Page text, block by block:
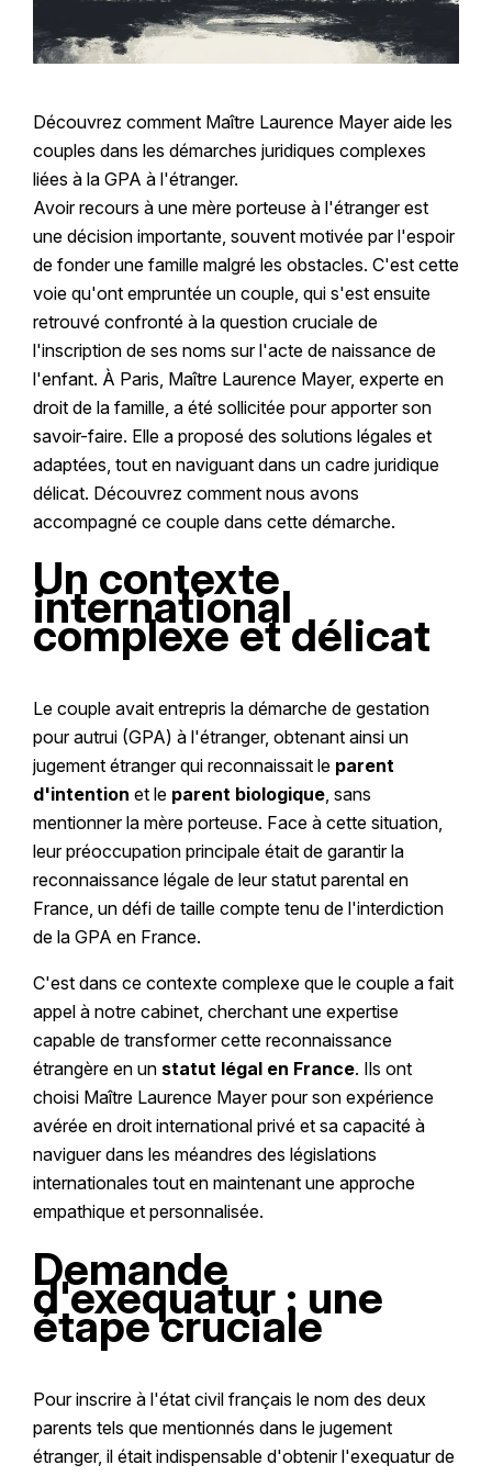
Découvrez comment Maître Laurence Mayer aide les
couples dans les démarches juridiques complexes
liées à la GPA à l'étranger.
Avoir recours à une mère porteuse à l'étranger est
une décision importante, souvent motivée par l'espoir
de fonder une famille malgré les obstacles. C'est cette
voie qu'ont empruntée un couple, qui s'est ensuite
retrouvé confronté à la question cruciale de
l'inscription de ses noms sur l'acte de naissance de
l'enfant. À Paris, Maître Laurence Mayer, experte en
droit de la famille, a été sollicitée pour apporter son
savoir-faire. Elle a proposé des solutions légales et
adaptées, tout en naviguant dans un cadre juridique
délicat. Découvrez comment nous avons
accompagné ce couple dans cette démarche.
Un contexte
international
complexe et délicat
Le couple avait entrepris la démarche de gestation
pour autrui (GPA) à l'étranger, obtenant ainsi un
jugement étranger qui reconnaissait le parent
d'intention et le parent biologique, sans
mentionner la mère porteuse. Face à cette situation,
leur préoccupation principale était de garantir la
reconnaissance légale de leur statut parental en
France, un défi de taille compte tenu de l'interdiction
de la GPA en France.
C'est dans ce contexte complexe que le couple a fait
appel à notre cabinet, cherchant une expertise
capable de transformer cette reconnaissance
étrangère en un statut légal en France. Ils ont
choisi Maître Laurence Mayer pour son expérience
avérée en droit international privé et sa capacité à
naviguer dans les méandres des législations
internationales tout en maintenant une approche
empathique et personnalisée.
Demande
d'exequatur : une
étape cruciale
Pour inscrire à l'état civil français le nom des deux
parents tels que mentionnés dans le jugement
étranger, il était indispensable d'obtenir l'exequatur de